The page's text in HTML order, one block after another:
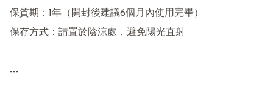
保質期：1年（開封後建議6個月內使用完畢）
保存方式：請置於陰涼處，避免陽光直射
---